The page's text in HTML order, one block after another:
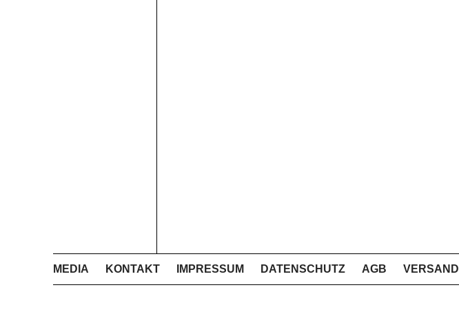
MEDIA KONTAKT IMPRESSUM DATENSCHUTZ AGB VERSAND